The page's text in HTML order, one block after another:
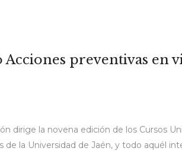
preventivas en
dirige la novena edición de los Cursos
de la Universidad de Jaén, y todo aquél